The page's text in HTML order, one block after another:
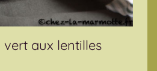
aux lentilles